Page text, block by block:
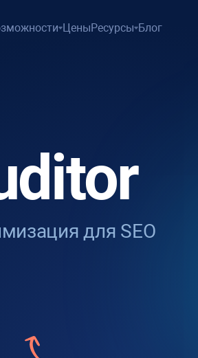
ЦеныРесурсы Блог
для SEO